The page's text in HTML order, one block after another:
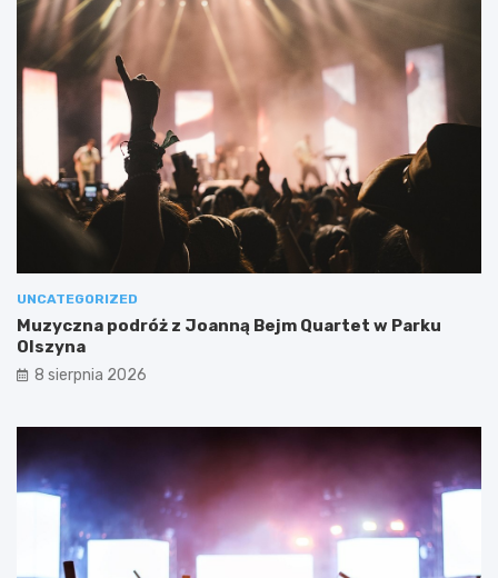
UNCATEGORIZED
Muzyczna podróż z Joanną Bejm Quartet w Parku
Olszyna
8 sierpnia 2026